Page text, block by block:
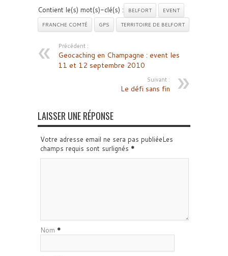
Contient le(s) mot(s)-clé(s) : BELFORT
EVENT
FRANCHE COMTÉ
GPS TERRITOIRE DE BELFORT
Précédent :
Geocaching en Champagne : event les
11 et 12 septembre 2010
Suivant :
Le défi sans fin
LAISSER UNE RÉPONSE
Votre adresse email ne sera pas publiéeLes
champs requis sont surlignés *
Nom *